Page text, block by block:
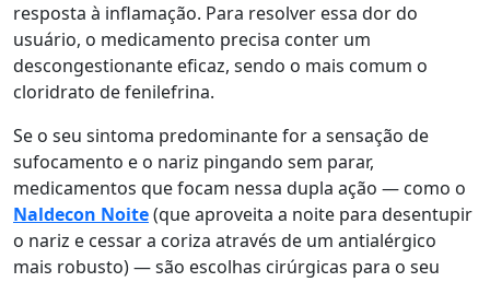
resposta à inflamação. Para resolver essa dor do
usuário, o medicamento precisa conter um
descongestionante eficaz, sendo o mais comum o
cloridrato de fenilefrina.
Se o seu sintoma predominante for a sensação de
sufocamento e o nariz pingando sem parar,
medicamentos que focam nessa dupla ação — como o
Naldecon Noite(que aproveita a noite para desentupir
o nariz e cessar a coriza através de um antialérgico
mais robusto) — são escolhas cirúrgicas para o seu